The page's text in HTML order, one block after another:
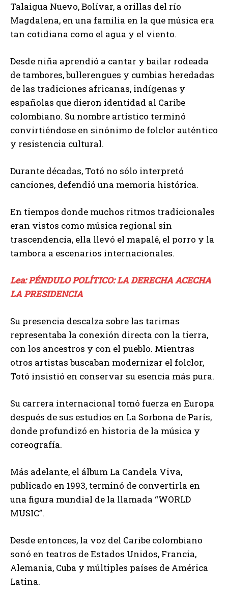
Talaigua Nuevo, Bolívar, a orillas del río
Magdalena, en una familia en la que música era
tan cotidiana como el agua y el viento.
Desde niña aprendió a cantar y bailar rodeada
de tambores, bullerengues y cumbias heredadas
de las tradiciones africanas, indígenas y
españolas que dieron identidad al Caribe
colombiano. Su nombre artístico terminó
convirtiéndose en sinónimo de folclor auténtico
y resistencia cultural.
Durante décadas, Totó no sólo interpretó
canciones, defendió una memoria histórica.
En tiempos donde muchos ritmos tradicionales
eran vistos como música regional sin
trascendencia, ella llevó el mapalé, el porro y la
tambora a escenarios internacionales.
Lea: PÉNDULO POLÍTICO: LA DERECHA ACECHA
LA PRESIDENCIA
Su presencia descalza sobre las tarimas
representaba la conexión directa con la tierra,
con los ancestros y con el pueblo. Mientras
otros artistas buscaban modernizar el folclor,
Totó insistió en conservar su esencia más pura.
Su carrera internacional tomó fuerza en Europa
después de sus estudios en La Sorbona de París,
donde profundizó en historia de la música y
coreografía.
Más adelante, el álbum La Candela Viva,
publicado en 1993, terminó de convertirla en
una figura mundial de la llamada “WORLD
MUSIC”.
Desde entonces, la voz del Caribe colombiano
sonó en teatros de Estados Unidos, Francia,
Alemania, Cuba y múltiples países de América
Latina.